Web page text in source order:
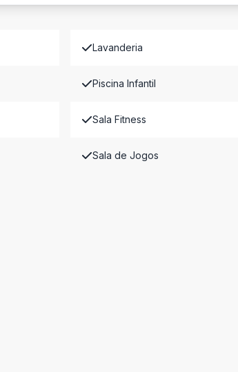
Lavanderia
Piscina Infantil
Sala Fitness
Sala de Jogos